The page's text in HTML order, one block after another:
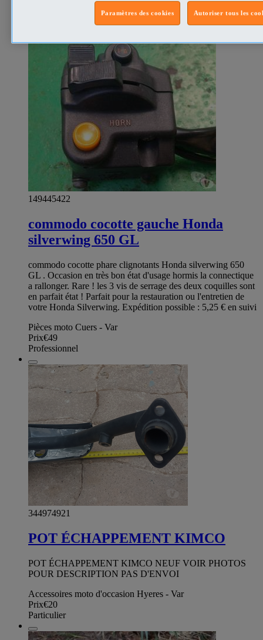
149445422
commodo cocotte gauche Honda
silverwing 650 GL
commodo cocotte phare clignotants Honda silverwing 650
GL . Occasion en très bon état d'usage hormis la connectique
a rallonger. Rare ! les 3 vis de serrage des deux coquilles sont
en parfait état ! Parfait pour la restauration ou l'entretien de
votre Honda Silverwing. Expédition possible : 5,25 € en suivi
Pièces moto Cuers - Var
Prix€49
Professionnel
344974921
POT ÉCHAPPEMENT KIMCO
POT ÉCHAPPEMENT KIMCO NEUF VOIR PHOTOS
POUR DESCRIPTION PAS D'ENVOI
Accessoires moto d'occasion Hyeres - Var
Prix€20
Particulier
Autoriser tous les
Paramètres des cookies